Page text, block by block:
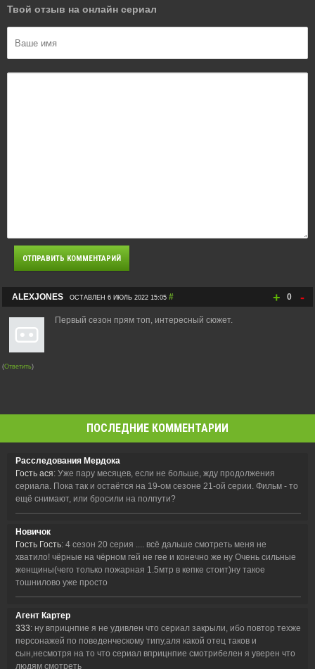
Твой отзыв на онлайн сериал
+ 0 -
ALEXJONES ОСТАВЛЕН 6 ИЮЛЬ 2022 15:05 #
Первый сезон прям топ, интересный сюжет.
(Ответить)
ПОСЛЕДНИЕ КОММЕНТАРИИ
Расследования Мердока
Гость ася: Уже пару месяцев, если не больше, жду продолжения
сериала. Пока так и остаётся на 19-ом сезоне 21-ой серии. Фильм - то
ещё снимают, или бросили на полпути?
Новичок
Гость Гость: 4 сезон 20 серия .... всё дальше смотреть меня не
хватило! чёрные на чёрном гей не гее и конечно же ну Очень сильные
женщины(чего только пожарная 1.5мтр в кепке стоит)ну такое
тошнилово уже просто
Агент Картер
333: ну вприцнпие я не удивлен что сериал закрыли, ибо повтор техже
персонажей по поведенческому типу,аля какой отец таков и
сын,несмотря на то что сериал вприцнпие смотрибелен я уверен что
людям смотреть